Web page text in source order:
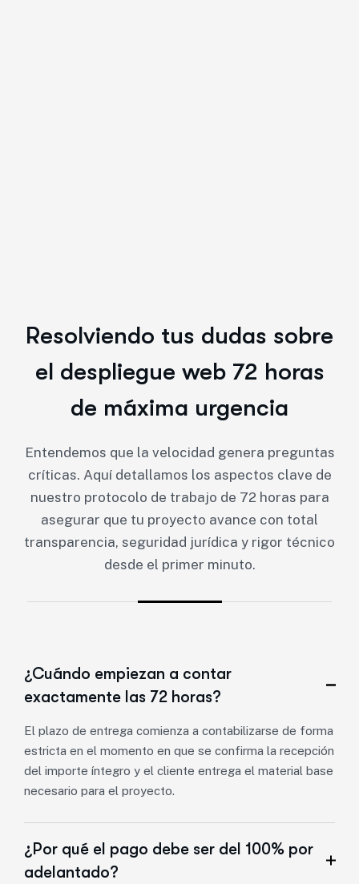
Resolviendo tus dudas sobre
el despliegue web 72 horas
de máxima urgencia
Entendemos que la velocidad genera preguntas
críticas. Aquí detallamos los aspectos clave de
nuestro protocolo de trabajo de 72 horas para
asegurar que tu proyecto avance con total
transparencia, seguridad jurídica y rigor técnico
desde el primer minuto.
¿Cuándo empiezan a contar
exactamente las 72 horas?
El plazo de entrega comienza a contabilizarse de forma
estricta en el momento en que se confirma la recepción
del importe íntegro y el cliente entrega el material base
necesario para el proyecto.
¿Por qué el pago debe ser del 100% por
adelantado?